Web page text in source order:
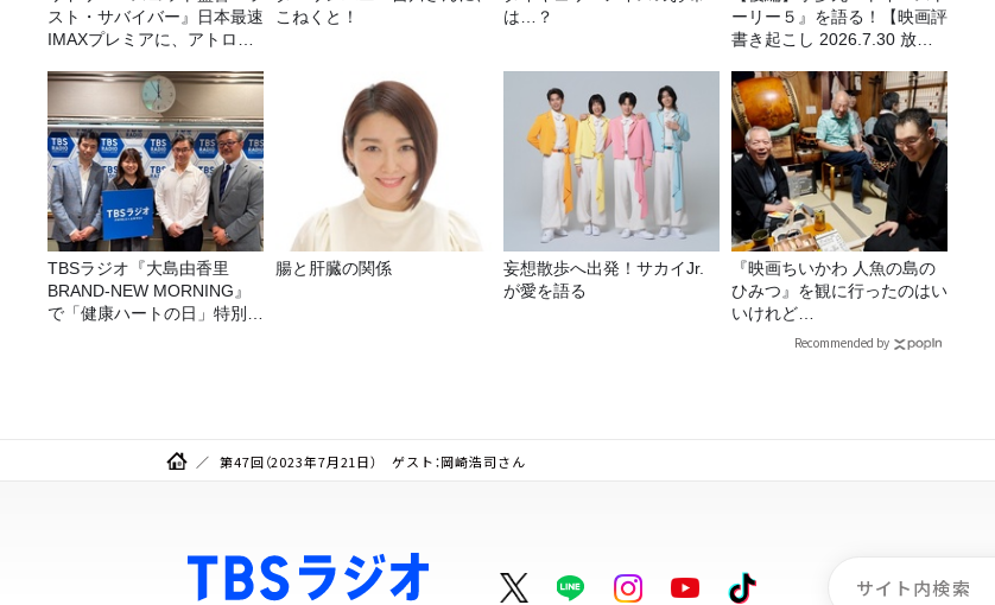
スト・サバイバー』日本最速
IMAXプレミアに、アトロク
こねくと！
は…？
ーリー５』を語る！【映画評
書き起こし 2026.7.30 放
TBSラジオ『大島由香里
BRAND-NEW MORNING』
で「健康ハートの日」特別企
腸と肝臓の関係
妄想散歩へ出発！サカイJr.
が愛を語る
『映画ちいかわ 人魚の島の
ひみつ』を観に行ったのはい
いけれど…
Recommended by
第47回（2023年7月21日） ゲスト：岡崎浩司さん